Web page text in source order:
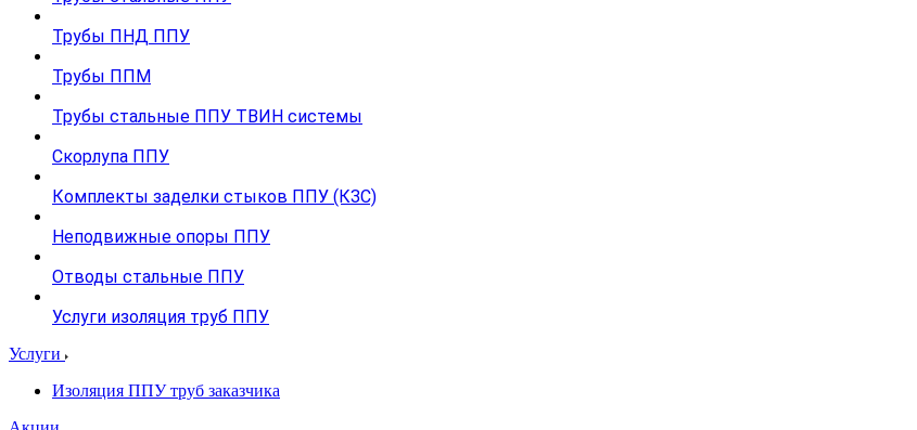
Трубы ПНД ППУ
Трубы ППМ
Трубы стальные ППУ ТВИН системы
Скорлупа ППУ
Комплекты заделки стыков ППУ (КЗС)
Неподвижные опоры ППУ
Отводы стальные ППУ
Услуги изоляция труб ППУ
Услуги
Изоляция ППУ труб заказчика